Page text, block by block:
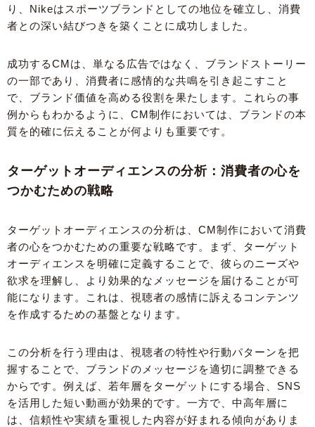
り、Nikeはスポーツブランドとしての地位を確立し、消費
者との深い結びつきを築くことに成功しました。
成功するCMは、単なる広告ではなく、ブランドストーリー
の一部であり、消費者に感情的な共鳴を引き起こすこと
で、ブランド価値を高める役割を果たします。これらの事
例からもわかるように、CM制作においては、ブランドの本
質を的確に伝えることが何よりも重要です。
ターゲットオーディエンスの分析：消費者の心を
つかむための戦略
ターゲットオーディエンスの分析は、CM制作において消費
者の心をつかむための重要な戦略です。まず、ターゲット
オーディエンスを明確に定義することで、彼らのニーズや
欲求を理解し、より効果的なメッセージを届けることが可
能になります。これは、視聴者の感情に訴えるコンテンツ
を作成するための基盤となります。
この分析を行う理由は、視聴者の特性や行動パターンを把
握することで、ブランドのメッセージを適切に調整できる
からです。例えば、若年層をターゲットにする場合、SNS
を活用した短い動画が効果的です。一方で、中高年層に
は、信頼性や実績を重視した内容が好まれる傾向がありま